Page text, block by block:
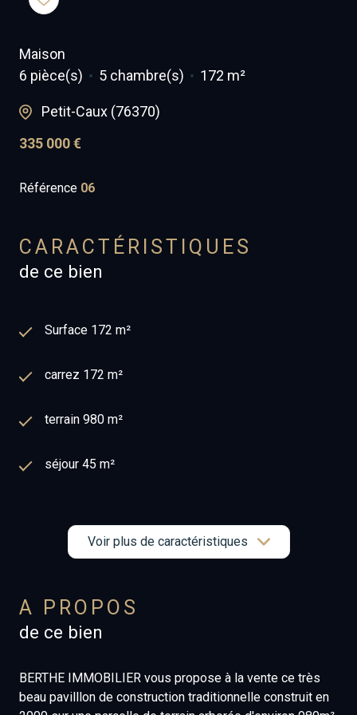
Maison
6 pièce(s)
5 chambre(s) 172 m²
Petit-Caux (76370)
335 000 €
Référence 06
CARACTÉRISTIQUES
de ce bien
Surface 172 m²
carrez 172 m²
terrain 980 m²
séjour 45 m²
1 salle(s) de bain
1 salle(s) d'eau
construit en 2000
cuisine américaine (équipée)
Voir plus de caractéristiques
A PROPOS
de ce bien
BERTHE IMMOBILIER vous propose à la vente ce très
beau pavilllon de construction traditionnelle construit en